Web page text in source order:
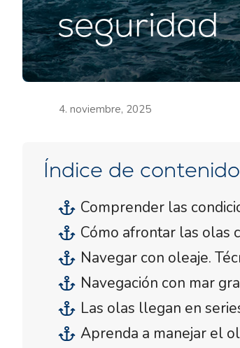
seguridad
4. noviembre, 2025
Índice de
Comprender las
Cómo afrontar las olas
Navegar con oleaje.
Navegación con mar
Las olas llegan en
Aprenda a manejar el